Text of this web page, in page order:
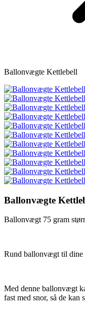
Ballonvægte Kettlebell
Ballonvægte
Ballonvægt 75 gram
Rund ballonvægt til dine
Med denne ballonvægt
fast med snor, så de